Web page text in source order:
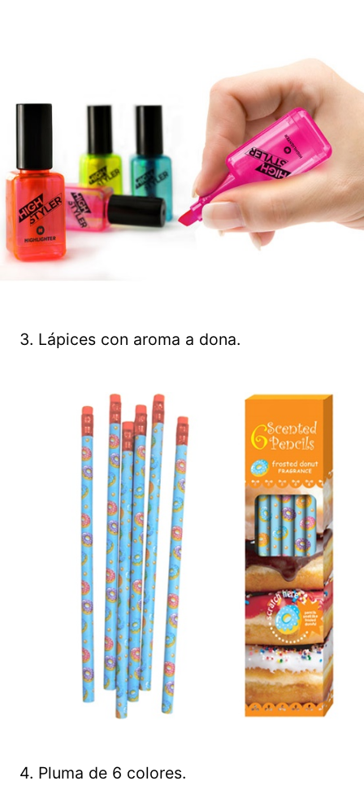
3. Lápices con aroma a dona.
4. Pluma de 6 colores.